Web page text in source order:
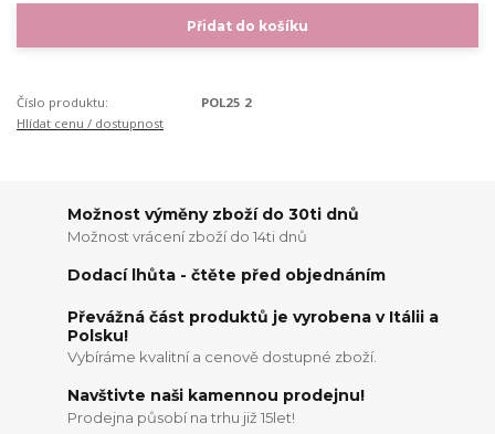
Přidat do košíku
Číslo produktu:
POL25 2
Hlídat cenu / dostupnost
Možnost výměny zboží do 30ti dnů
Možnost vrácení zboží do 14ti dnů
Dodací lhůta - čtěte před objednáním
Převážná část produktů je vyrobena v Itálii a
Polsku!
Vybíráme kvalitní a cenově dostupné zboží.
Navštivte naši kamennou prodejnu!
Prodejna působí na trhu již 15let!